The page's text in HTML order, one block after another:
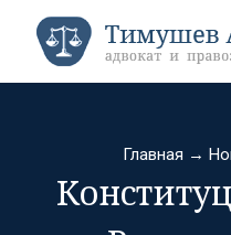
Главная →